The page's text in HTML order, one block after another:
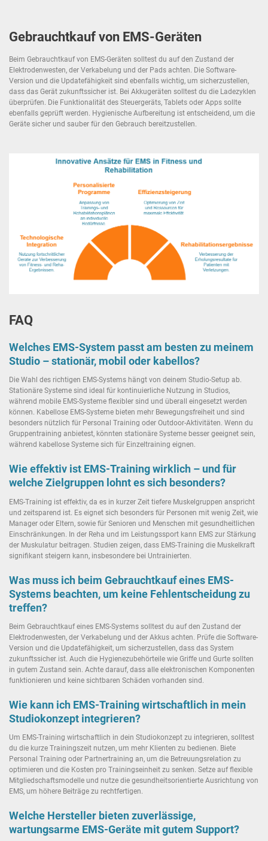
Gebrauchtkauf von EMS-Geräten
Beim Gebrauchtkauf von EMS-Geräten solltest du auf den Zustand der
Elektrodenwesten, der Verkabelung und der Pads achten. Die Software-
Version und die Updatefähigkeit sind ebenfalls wichtig, um sicherzustellen,
dass das Gerät zukunftssicher ist. Bei Akkugeräten solltest du die Ladezyklen
überprüfen. Die Funktionalität des Steuergeräts, Tablets oder Apps sollte
ebenfalls geprüft werden. Hygienische Aufbereitung ist entscheidend, um die
Geräte sicher und sauber für den Gebrauch bereitzustellen.
FAQ
Welches EMS-System passt am besten zu meinem
Studio – stationär, mobil oder kabellos?
Die Wahl des richtigen EMS-Systems hängt von deinem Studio-Setup ab.
Stationäre Systeme sind ideal für kontinuierliche Nutzung in Studios,
während mobile EMS-Systeme flexibler sind und überall eingesetzt werden
können. Kabellose EMS-Systeme bieten mehr Bewegungsfreiheit und sind
besonders nützlich für Personal Training oder Outdoor-Aktivitäten. Wenn du
Gruppentraining anbietest, könnten stationäre Systeme besser geeignet sein,
während kabellose Systeme sich für Einzeltraining eignen.
Wie effektiv ist EMS-Training wirklich – und für
welche Zielgruppen lohnt es sich besonders?
EMS-Training ist effektiv, da es in kurzer Zeit tiefere Muskelgruppen anspricht
und zeitsparend ist. Es eignet sich besonders für Personen mit wenig Zeit, wie
Manager oder Eltern, sowie für Senioren und Menschen mit gesundheitlichen
Einschränkungen. In der Reha und im Leistungssport kann EMS zur Stärkung
der Muskulatur beitragen. Studien zeigen, dass EMS-Training die Muskelkraft
signifikant steigern kann, insbesondere bei Untrainierten.
Was muss ich beim Gebrauchtkauf eines EMS-
Systems beachten, um keine Fehlentscheidung zu
treffen?
Beim Gebrauchtkauf eines EMS-Systems solltest du auf den Zustand der
Elektrodenwesten, der Verkabelung und der Akkus achten. Prüfe die Software-
Version und die Updatefähigkeit, um sicherzustellen, dass das System
zukunftssicher ist. Auch die Hygienezubehörteile wie Griffe und Gurte sollten
in gutem Zustand sein. Achte darauf, dass alle elektronischen Komponenten
funktionieren und keine sichtbaren Schäden vorhanden sind.
Wie kann ich EMS-Training wirtschaftlich in mein
Studiokonzept integrieren?
Um EMS-Training wirtschaftlich in dein Studiokonzept zu integrieren, solltest
du die kurze Trainingszeit nutzen, um mehr Klienten zu bedienen. Biete
Personal Training oder Partnertraining an, um die Betreuungsrelation zu
optimieren und die Kosten pro Trainingseinheit zu senken. Setze auf flexible
Mitgliedschaftsmodelle und nutze die gesundheitsorientierte Ausrichtung von
EMS, um höhere Beiträge zu rechtfertigen.
Welche Hersteller bieten zuverlässige,
wartungsarme EMS-Geräte mit gutem Support?